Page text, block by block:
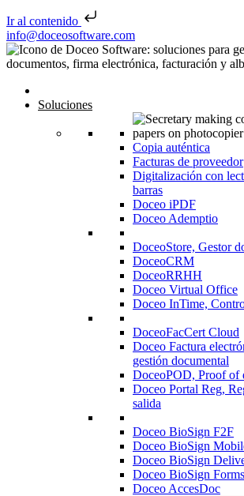
Ir al contenido
Saltar al contenido
info@doceosoftware.com
Soluciones
Copia auténtica
Facturas de proveedor
Digitalización con
barras
Doceo iPDF
Doceo Ademptio
DoceoStore, Gestor
DoceoCRM
DoceoRRHH
Doceo Virtual Office
Doceo InTime,
DoceoFacCert Cloud
Doceo Factura
gestión documental
DoceoPOD, Proof of
Doceo Portal Reg,
salida
Doceo BioSign F2F
Doceo BioSign
Doceo BioSign
Doceo BioSign Forms
Doceo AccesDoc